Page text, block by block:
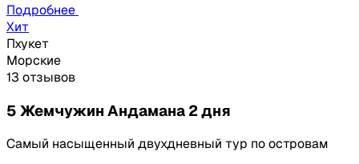
Подробнее
Хит
Пхукет
Морские
13 отзывов
5 Жемчужин Андамана 2 дня
Самый насыщенный двухдневный тур по островам